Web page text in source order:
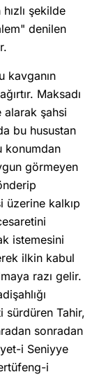
şekilde
denilen
kavganın
Maksadı
alarak şahsi
bu husustan
konumdan
görmeyen
kalkıp
istemesini
ilkin kabul
razı gelir.
sürdüren Tahir,
sonradan
i Seniyye
i